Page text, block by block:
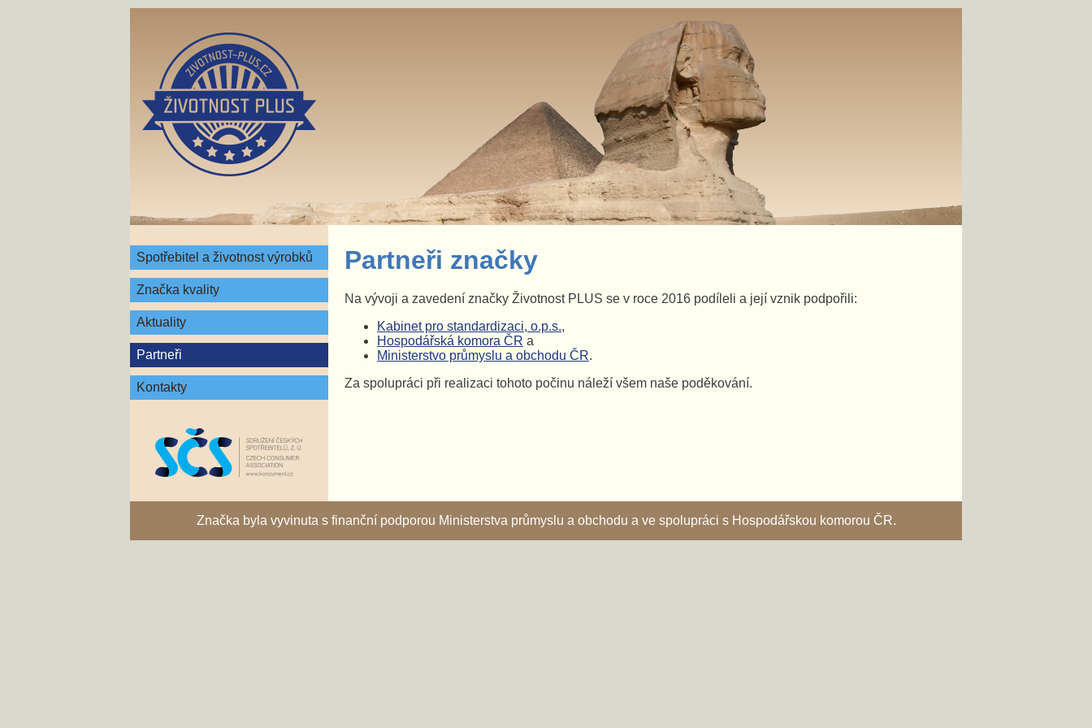
Spotřebitel a životnost výrobků
Značka kvality
Aktuality
Partneři
Kontakty
Partneři značky
Na vývoji a zavedení značky Životnost PLUS se v roce 2016 podíleli a její vznik podpořili:
Kabinet pro standardizaci, o.p.s.,
Hospodářská komora ČR a
Ministerstvo průmyslu a obchodu ČR.
Za spolupráci při realizaci tohoto počinu náleží všem naše poděkování.
Značka byla vyvinuta s finanční podporou Ministerstva průmyslu a obchodu a ve spolupráci s Hospodářskou komorou ČR.